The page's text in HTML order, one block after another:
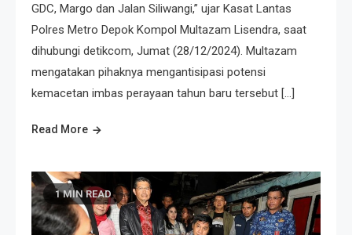
GDC, Margo dan Jalan Siliwangi,” ujar Kasat Lantas
Polres Metro Depok Kompol Multazam Lisendra, saat
dihubungi detikcom, Jumat (28/12/2024). Multazam
mengatakan pihaknya mengantisipasi potensi
kemacetan imbas perayaan tahun baru tersebut […]
Read More
1 MIN READ